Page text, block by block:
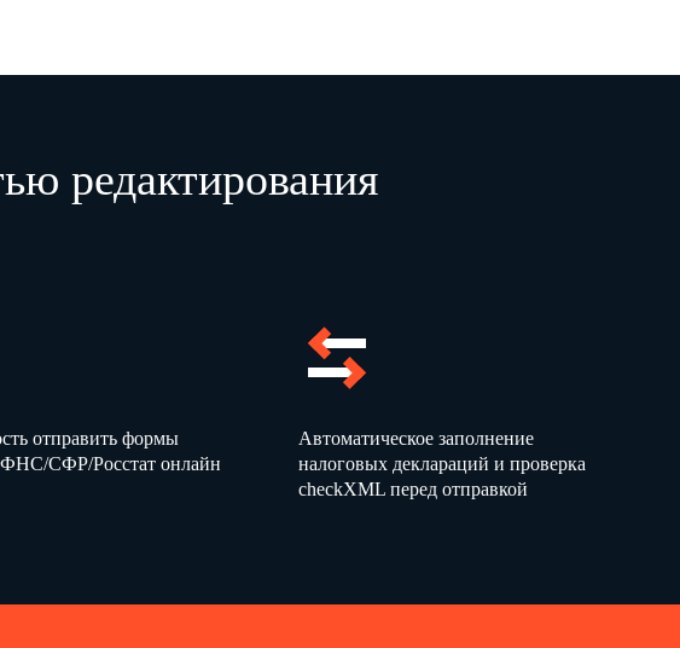
страница 1
редактирования
отправить формы
ФНС/СФР/Росстат онлайн
Автоматическое заполнение
налоговых деклараций и проверка
checkXML перед отправкой